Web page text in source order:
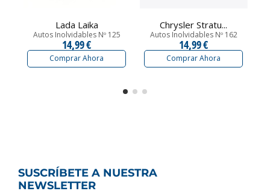
Lada Laika
Autos Inolvidables Nº 125
14,99 €
Comprar Ahora
Chrysler Stratu...
Autos Inolvidables Nº 162
14,99 €
Comprar Ahora
SUSCRÍBETE A NUESTRA
NEWSLETTER